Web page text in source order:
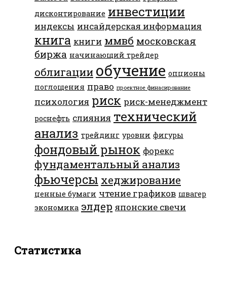
дисконтирование инвестиции
индексы инсайдерская информация
книга книги ммвб московская
биржа начинающий трейдер
облигации обучение опционы
поглощения право проектное финасирование
психология риск риск-менеджмент
роснефть слияния технический
анализ трейдинг уровни фигуры
фондовый рынок форекс
фундаментальный анализ
фьючерсы хеджирование
ценные бумаги чтение графиков швагер
экономика элдер японские свечи
Статистика